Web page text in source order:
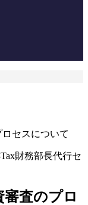
セスについて
財務部長代行セ
査のプロ